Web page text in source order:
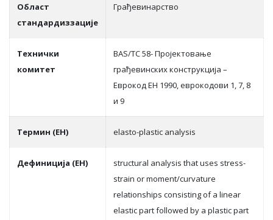
Област
стандардиззације
Грађевинарство
Teхнички
комитет
BAS/TC 58- Пројектовање
грађевинских конструкција –
Еврокод ЕН 1990, еврокодови 1, 7, 8
и 9
Термин (ЕН) elasto-plastic analysis
Дефиниција (ЕН)
structural analysis that uses stress-
strain or moment/curvature
relationships consisting of a linear
elastic part followed by a plastic part